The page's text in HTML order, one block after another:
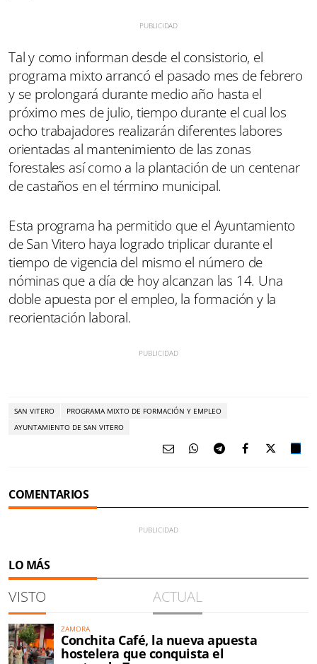
Tal y como informan desde el consistorio, el
programa mixto arrancó el pasado mes de febrero
y se prolongará durante medio año hasta el
próximo mes de julio, tiempo durante el cual los
ocho trabajadores realizarán diferentes labores
orientadas al mantenimiento de las zonas
forestales así como a la plantación de un centenar
de castaños en el término municipal.
Esta programa ha permitido que el Ayuntamiento
de San Vitero haya logrado triplicar durante el
tiempo de vigencia del mismo el número de
nóminas que a día de hoy alcanzan las 14. Una
doble apuesta por el empleo, la formación y la
reorientación laboral.
SAN VITERO
PROGRAMA MIXTO DE FORMACIÓN Y EMPLEO
AYUNTAMIENTO DE SAN VITERO
COMENTARIOS
LO MÁS
VISTO ACTUAL
ZAMORA
Conchita Café, la nueva apuesta
hostelera que conquista el